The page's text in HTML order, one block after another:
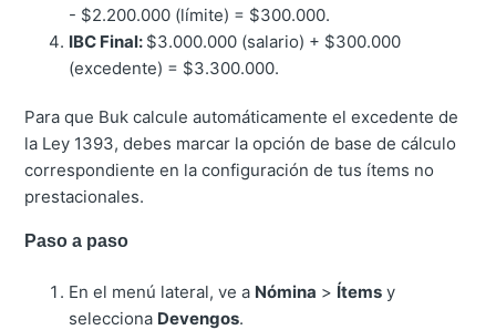
- $2.200.000 (límite) = $300.000.
IBC Final: $3.000.000 (salario) + $300.000
(excedente) = $3.300.000.
Para que Buk calcule automáticamente el excedente de
la Ley 1393, debes marcar la opción de base de cálculo
correspondiente en la configuración de tus ítems no
prestacionales.
Paso a paso
En el menú lateral, ve a Nómina > Ítems y
selecciona Devengos.